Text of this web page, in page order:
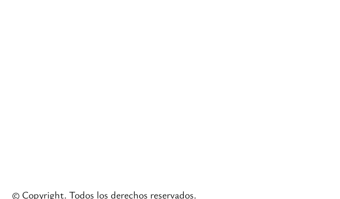
© Copyright. Todos los derechos reservados.